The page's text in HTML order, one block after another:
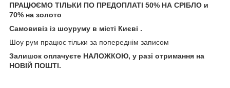
ПРАЦЮЄМО ТІЛЬКИ ПО ПРЕДОПЛАТІ 50% НА СРІБЛО и
70% на золото
Самовивіз із шоуруму в місті Києві .
Шоу рум працює тільки за попереднім записом
Залишок оплачуєте НАЛОЖКОЮ, у разі отримання на
НОВІЙ ПОШТІ.